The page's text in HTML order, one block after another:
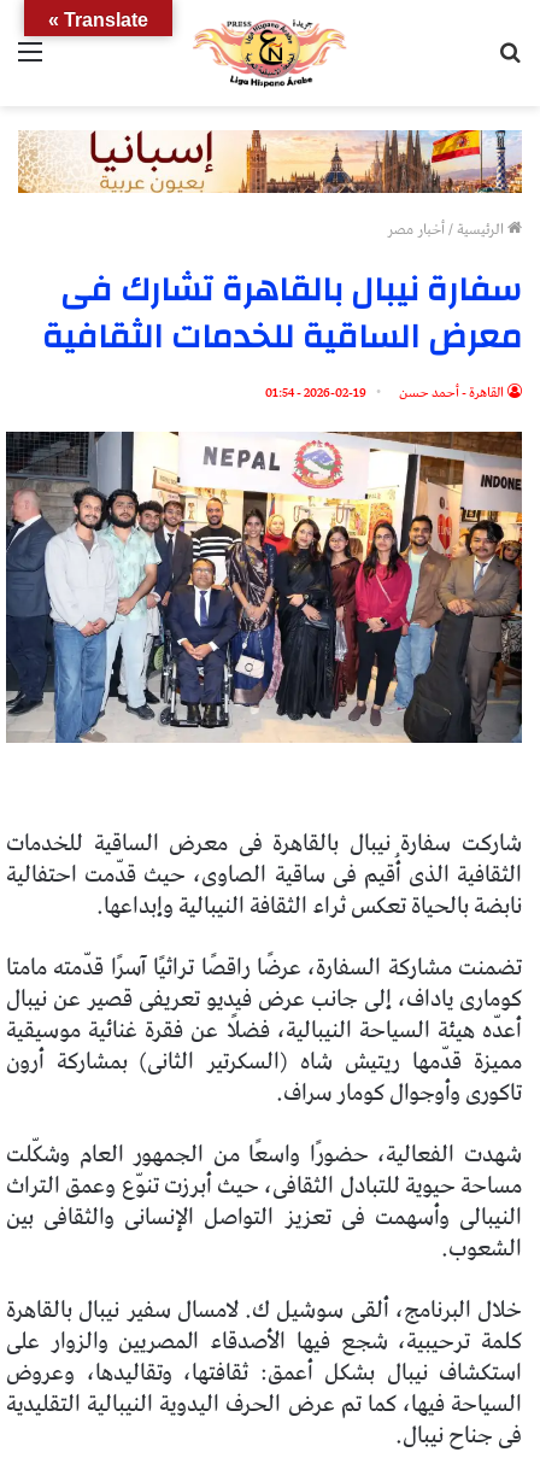
الرئيسية/أخبار مصر
سفارة نيبال بالقاهرة تشارك فى
معرض الساقية للخدمات الثقافية
القاهرة - أحمد حسن 2026-02-19 - 01:54
شاركت سفارة نيبال بالقاهرة فى معرض الساقية للخدمات
الثقافية الذى أُقيم فى ساقية الصاوى، حيث قدّمت احتفالية
نابضة بالحياة تعكس ثراء الثقافة النيبالية وإبداعها.
تضمنت مشاركة السفارة، عرضًا راقصًا تراثيًا آسرًا قدّمته مامتا
كومارى ياداف، إلى جانب عرض فيديو تعريفى قصير عن نيبال
أعدّه هيئة السياحة النيبالية، فضلًا عن فقرة غنائية موسيقية
مميزة قدّمها ريتيش شاه (السكرتير الثانى) بمشاركة أرون
تاكورى وأوجوال كومار سراف.
شهدت الفعالية، حضورًا واسعًا من الجمهور العام وشكّلت
مساحة حيوية للتبادل الثقافى، حيث أبرزت تنوّع وعمق التراث
النيبالى وأسهمت فى تعزيز التواصل الإنسانى والثقافى بين
الشعوب.
خلال البرنامج، ألقى سوشيل ك. لامسال سفير نيبال بالقاهرة
كلمة ترحيبية، شجع فيها الأصدقاء المصريين والزوار على
استكشاف نيبال بشكل أعمق: ثقافتها، وتقاليدها، وعروض
السياحة فيها، كما تم عرض الحرف اليدوية النيبالية التقليدية
فى جناح نيبال.
Translate »